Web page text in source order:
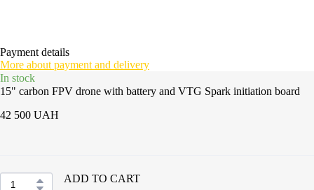
Payment details
More about payment and delivery
In stock
15" carbon FPV drone with battery and VTG Spark initiation board
42 500 UAH
ADD TO CART